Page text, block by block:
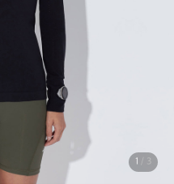
1 / 3